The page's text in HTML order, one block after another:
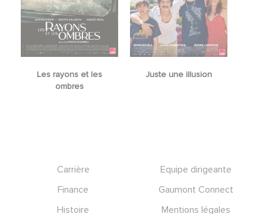
Les rayons et les
ombres
Juste une illusion
Carrière
Equipe dirigeante
Finance
Gaumont Connect
Histoire
Mentions légales